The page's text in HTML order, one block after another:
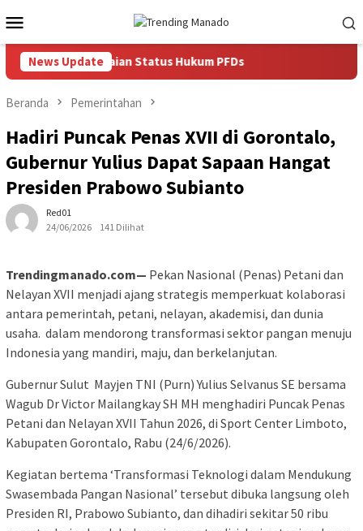
ke
kontenMobile
News Update
Penyelesaian Status Hukum PFDs
Beranda Pemerintahan
Hadiri Puncak Penas XVII di Gorontalo,
Gubernur Yulius Dapat Sapaan Hangat
Presiden Prabowo Subianto
Red01
24/06/2026
141 Dilihat
Trendingmanado.com— Pekan Nasional (Penas) Petani dan
Nelayan XVII menjadi ajang strategis memperkuat kolaborasi
antara pemerintah, petani, nelayan, akademisi, dan dunia
usaha. dalam mendorong transformasi sektor pangan menuju
Indonesia yang mandiri, maju, dan berkelanjutan.
Gubernur Sulut Mayjen TNI (Purn) Yulius Selvanus SE bersama
Wagub Dr Victor Mailangkay SH MH menghadiri Puncak Penas
Petani dan Nelayan XVII Tahun 2026, di Sport Center Limboto,
Kabupaten Gorontalo, Rabu (24/6/2026).
Kegiatan bertema ‘Transformasi Teknologi dalam Mendukung
Swasembada Pangan Nasional’ tersebut dibuka langsung oleh
Presiden RI, Prabowo Subianto, dan dihadiri sekitar 50 ribu